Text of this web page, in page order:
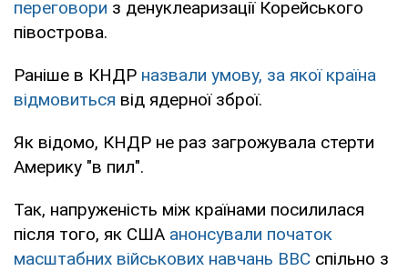
переговори з денуклеаризації Корейського
півострова.
Раніше в КНДР назвали умову, за якої країна
відмовиться від ядерної зброї.
Як відомо, КНДР не раз загрожувала стерти
Америку "в пил".
Так, напруженість між країнами посилилася
після того, як США анонсували початок
масштабних військових навчань ВВС спільно з